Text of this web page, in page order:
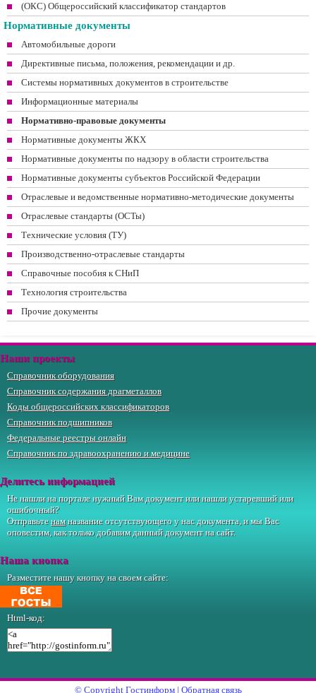
(ОКС) Общероссийский классификатор стандартов
Нормативные документы
Автомобильные дороги
Директивные письма, положения, рекомендации и др.
Системы нормативных документов в строительстве
Информационные материалы
Нормативно-правовые документы
Нормативные документы ЖКХ
Нормативные документы по надзору в области строительства
Нормативные документы субъектов Российской Федерации
Отраслевые и ведомственные нормативно-методические документы
Отраслевые стандарты (ОСТы)
Технические условия (ТУ)
Производственно-отраслевые стандарты
Справочные пособия к СНиП
Технология строительства
Прочие документы
Наши проекты
Справочник оборудования
Справочник содержания драгметаллов
Коды общероссийских классификаторов
Справочник подшипников
Федеральные реестры онлайн
Справочник по здравоохранению и медицине
Делитесь информацией
Не нашли на портале нужный Вам документ или нашли устаревший или
ошибочный?
Отправьтенамназвание отсутствующего у нас документа, и мы Вас
оповестим, как только добавим данный документ на сайт.
Наша кнопка
Разместите нашу кнопку на своем сайте:
Html-код:
© Copyright Гостинформ| Обратная связь